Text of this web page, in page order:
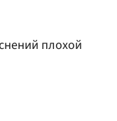
плохой